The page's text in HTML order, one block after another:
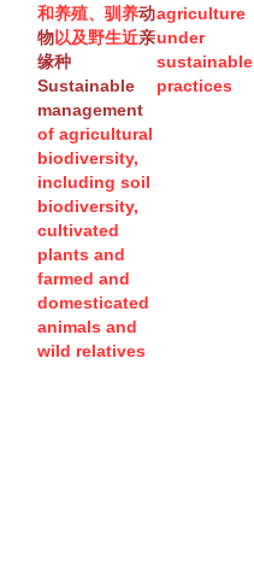
和养殖、驯养动
物以及野生近亲
缘种
Sustainable
management
of agricultural
biodiversity,
including soil
biodiversity,
cultivated
plants and
farmed and
domesticated
animals and
wild relatives
agriculture
under
sustainable
practices